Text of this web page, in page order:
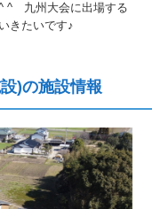
^ 九州大会に出場する
きたいです♪
)の施設情報